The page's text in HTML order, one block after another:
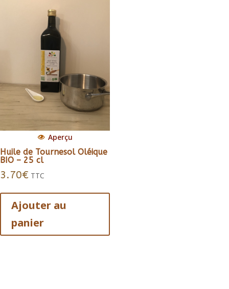
Aperçu
Huile de Tournesol Oléique
BIO – 25 cl
3.70€ TTC
Ajouter au
panier